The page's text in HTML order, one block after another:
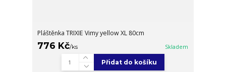
Pláštěnka TRIXIE Vimy yellow XL 80cm
776 Kč/ks Skladem
Přidat do košíku